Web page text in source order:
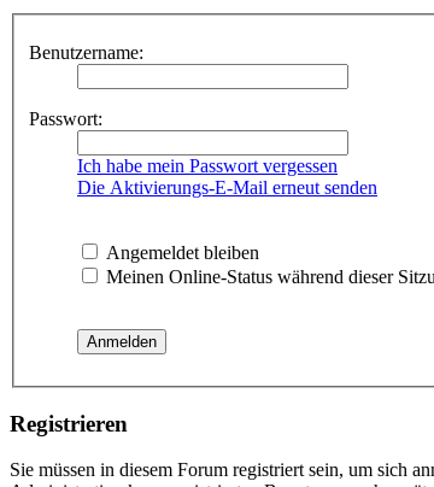
Benutzername:
Passwort:
Ich habe mein Passwort vergessen
Die Aktivierungs-E-Mail erneut senden
Angemeldet bleiben
Meinen Online-Status während dieser
Registrieren
Sie müssen in diesem Forum registriert sein, um sich